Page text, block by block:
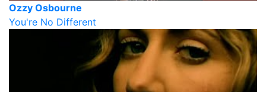
Ozzy Osbourne
You're No Different